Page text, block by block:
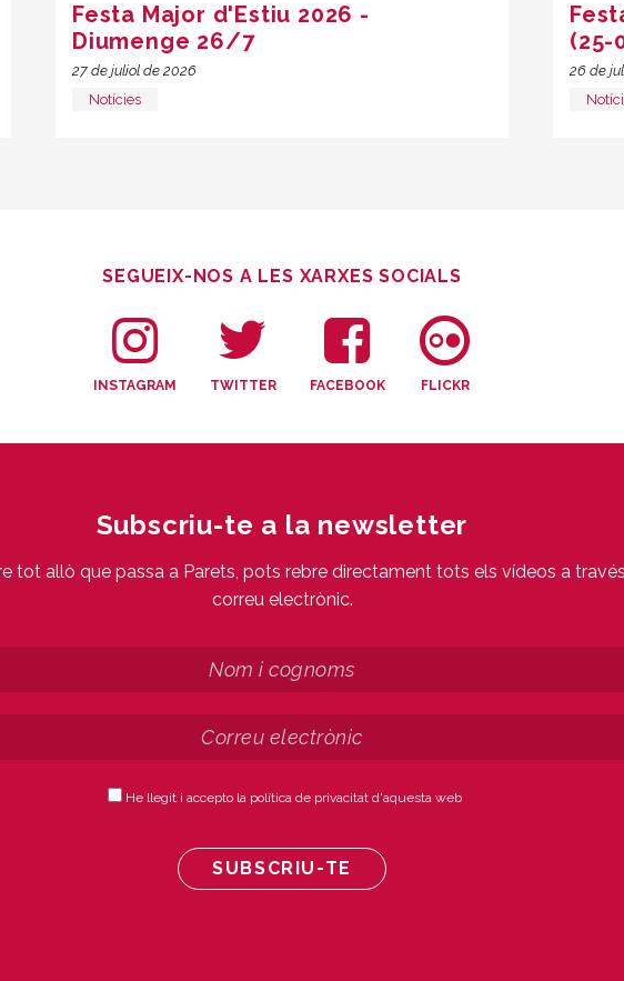
Festa Major d'Estiu 2026 -
Diumenge 26/7
27 de juliol de 2026
Notícies
(25-
26 de
SEGUEIX-NOS A LES XARXES SOCIALS
INSTAGRAM TWITTER FACEBOOK FLICKR
Subscriu-te a la newsletter
tot allò que passa a Parets, pots rebre directament tots els vídeos a
correu electrònic.
He llegit i accepto la política de privacitat d'aquesta web